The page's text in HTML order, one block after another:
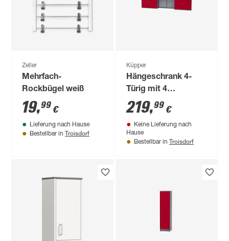
Zeller
Mehrfach-
Rockbügel weiß
19,99 €
Lieferung nach Hause
Bestellbar in Troisdorf
Küpper
Hängeschrank 4-
Türig mit 4
Fachböden
Lichtblende
dunkelrot 240 x 60 x
20 cm
219,99 €
Keine Lieferung nach
Hause
Bestellbar in Troisdorf